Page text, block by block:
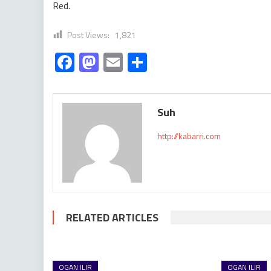
Red.
Post Views: 1,821
Facebook
Mastodon
Email
Suh
http://kabarri.com
RELATED ARTICLES
OGAN ILIR OGAN ILIR